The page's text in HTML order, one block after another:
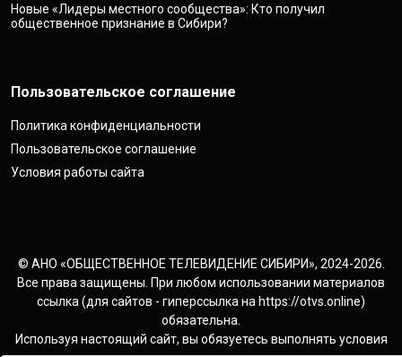
Новые «Лидеры местного сообщества»: Кто получил
общественное признание в Сибири?
Пользовательское соглашение
Политика конфиденциальности
Пользовательское соглашение
Условия работы сайта
© АНО «ОБЩЕСТВЕННОЕ ТЕЛЕВИДЕНИЕ СИБИРИ», 2024-2026.
Все права защищены. При любом использовании материалов
ссылка (для сайтов - гиперссылка на https://otvs.online)
обязательна.
Используя настоящий сайт, вы обязуетесь выполнять условия